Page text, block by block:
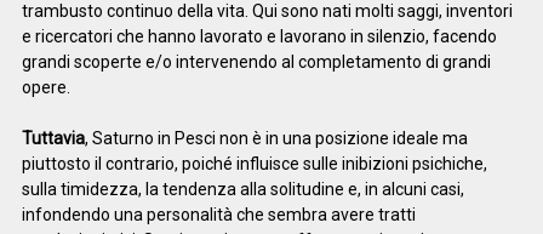
trambusto continuo della vita. Qui sono nati molti saggi, inventori
e ricercatori che hanno lavorato e lavorano in silenzio, facendo
grandi scoperte e/o intervenendo al completamento di grandi
opere.
Tuttavia, Saturno in Pesci non è in una posizione ideale ma
piuttosto il contrario, poiché influisce sulle inibizioni psichiche,
sulla timidezza, la tendenza alla solitudine e, in alcuni casi,
infondendo una personalità che sembra avere tratti